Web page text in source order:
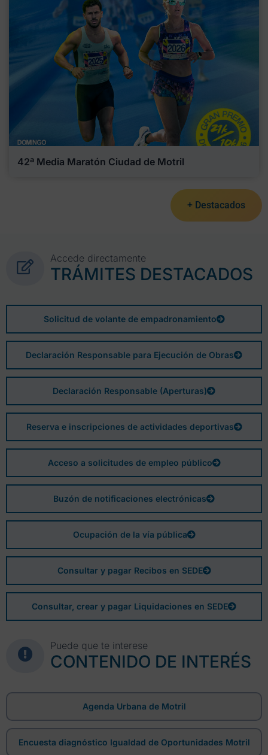
42ª Media Maratón Ciudad de Motril
+ Destacados
Accede directamente
TRÁMITES DESTACADOS
Solicitud de volante de empadronamiento
Declaración Responsable para Ejecución de Obras
Declaración Responsable (Aperturas)
Reserva e inscripciones de actividades deportivas
Acceso a solicitudes de empleo público
Buzón de notificaciones electrónicas
Ocupación de la vía pública
Consultar y pagar Recibos en SEDE
Consultar, crear y pagar Liquidaciones en SEDE
Puede que te interese
CONTENIDO DE INTERÉS
Agenda Urbana de Motril
Encuesta diagnóstico Igualdad de Oportunidades Motril